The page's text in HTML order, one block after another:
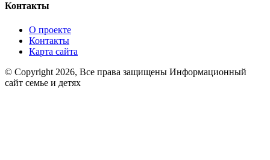
Контакты
О проекте
Контакты
Карта сайта
© Copyright 2026, Все права защищены Информационный
сайт семье и детях